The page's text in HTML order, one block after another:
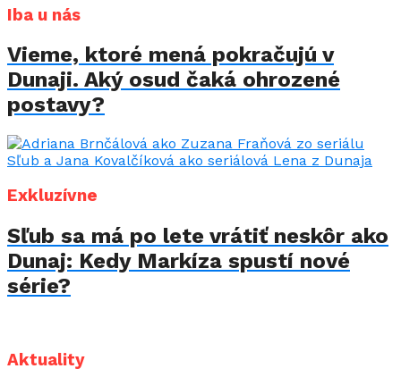
Iba u nás
Vieme, ktoré mená pokračujú v
Dunaji. Aký osud čaká ohrozené
postavy?
Exkluzívne
Sľub sa má po lete vrátiť neskôr ako
Dunaj: Kedy Markíza spustí nové
série?
Aktuality